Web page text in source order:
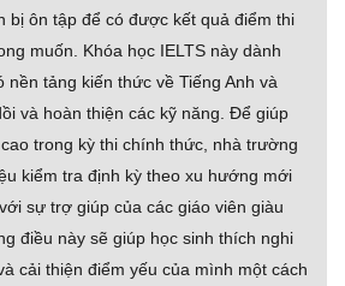
bị ôn tập để có được kết quả điểm thi
muốn. Khóa học IELTS này dành
nền tảng kiến thức về Tiếng Anh và
và hoàn thiện các kỹ năng. Để giúp
trong kỳ thi chính thức, nhà trường
kiểm tra định kỳ theo xu hướng mới
sự trợ giúp của các giáo viên giàu
điều này sẽ giúp học sinh thích nghi
cải thiện điểm yếu của mình một cách